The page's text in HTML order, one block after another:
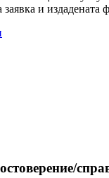
и издадената